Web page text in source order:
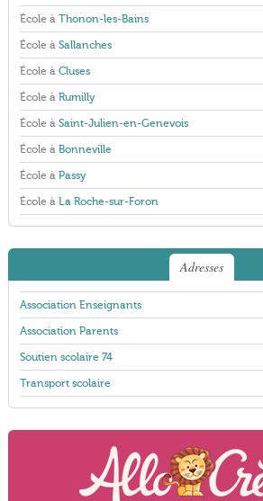
École à Thonon-les-Bains
École à Sallanches
École à Cluses
École à Rumilly
École à Saint-Julien-en-Genevois
École à Bonneville
École à Passy
École à La Roche-sur-Foron
Adresses
Association Enseignants
Association Parents
Soutien scolaire 74
Transport scolaire